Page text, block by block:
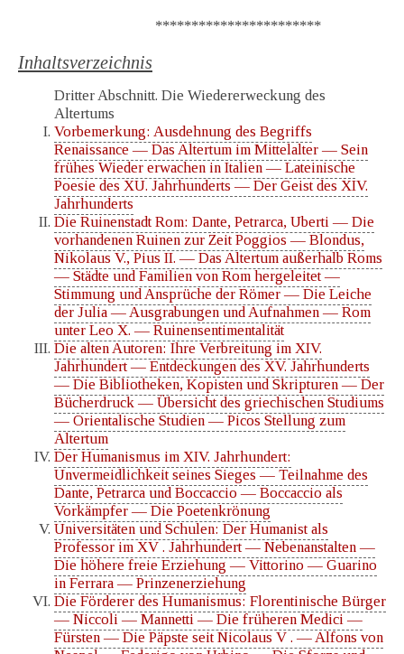
***********************
Inhaltsverzeichnis
Dritter Abschnitt. Die Wiedererweckung des
Altertums
Vorbemerkung: Ausdehnung des Begriffs
Renaissance — Das Altertum im Mittelalter — Sein
frühes Wieder erwachen in Italien — Lateinische
Poesie des XU. Jahrhunderts — Der Geist des XIV.
Jahrhunderts
Die Ruinenstadt Rom: Dante, Petrarca, Uberti — Die
vorhandenen Ruinen zur Zeit Poggios — Blondus,
Nikolaus V., Pius II. — Das Altertum außerhalb Roms
— Städte und Familien von Rom hergeleitet —
Stimmung und Ansprüche der Römer — Die Leiche
der Julia — Ausgrabungen und Aufnahmen — Rom
unter Leo X. — Ruinensentimentalität
Die alten Autoren: Ihre Verbreitung im XIV.
Jahrhundert — Entdeckungen des XV. Jahrhunderts
— Die Bibliotheken, Kopisten und Skripturen — Der
Bücherdruck — Übersicht des griechischen Studiums
— Orientalische Studien — Picos Stellung zum
Altertum
Der Humanismus im XIV. Jahrhundert:
Unvermeidlichkeit seines Sieges — Teilnahme des
Dante, Petrarca und Boccaccio — Boccaccio als
Vorkämpfer — Die Poetenkrönung
Universitäten und Schulen: Der Humanist als
Professor im XV . Jahrhundert — Nebenanstalten —
Die höhere freie Erziehung — Vittorino — Guarino
in Ferrara — Prinzenerziehung
Die Förderer des Humanismus: Florentinische Bürger
— Niccoli — Mannetti — Die früheren Medici —
Fürsten — Die Päpste seit Nicolaus V . — Alfons von